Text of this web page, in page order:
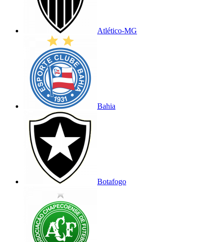
Atlético-MG
Bahia
Botafogo